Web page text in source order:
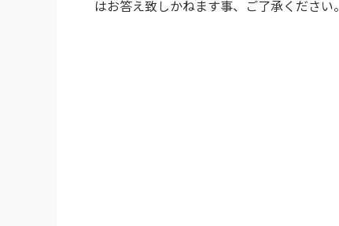
はお答え致しかねます事、ご了承ください。